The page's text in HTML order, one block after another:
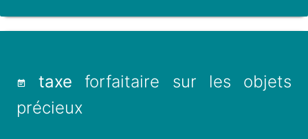
taxe forfaitaire sur les objets
précieux